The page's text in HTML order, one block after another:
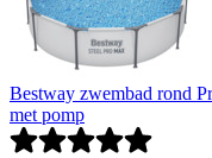
Bestway zwembad rond
met pomp